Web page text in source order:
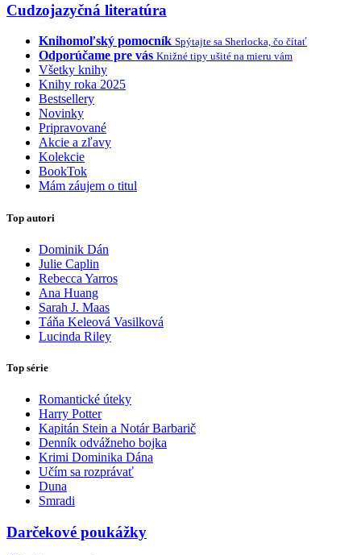
Cudzojazyčná literatúra
Knihomoľský pomocník Spýtajte sa Sherlocka, čo čítať
Odporúčame pre vás Knižné tipy ušité na mieru vám
Všetky knihy
Knihy roka 2025
Bestsellery
Novinky
Pripravované
Akcie a zľavy
Kolekcie
BookTok
Mám záujem o titul
Top autori
Dominik Dán
Julie Caplin
Rebecca Yarros
Ana Huang
Sarah J. Maas
Táňa Keleová Vasilková
Lucinda Riley
Top série
Romantické úteky
Harry Potter
Kapitán Stein a Notár Barbarič
Denník odvážneho bojka
Krimi Dominika Dána
Učím sa rozprávať
Duna
Smradi
Darčekové poukážky